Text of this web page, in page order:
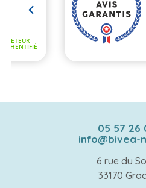
05 57 26
info@bivea-
6 rue du
33170